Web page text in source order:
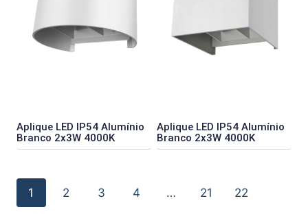
Aplique LED IP54 Alumínio
Branco 2x3W 4000K
Aplique LED IP54 Alumínio
Branco 2x3W 4000K
1 2 3 4 … 21 22